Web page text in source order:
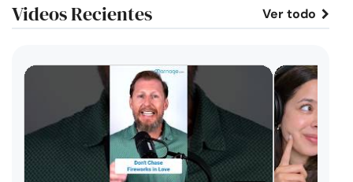
Videos Recientes Ver todo